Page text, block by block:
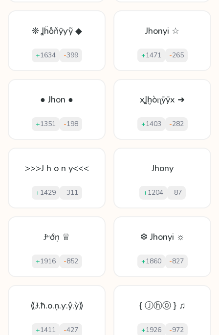
❊ Ʝḧȍňȳƴỹ ◆
+1634 -399
Jhonyi ☆
+1471 -265
● Jhon ●
+1351 -198
xꞲḫòɳȳȳx ➜
+1403 -282
>>>J h o n y<<<
+1429 -311
Jhony
+1204 -87
Ɉᵸớṇ ♕
+1916 -852
❆ Jhonyi ☼
+1860 -827
⟪Ɉ.ħ.o.ņ.ƴ.ŷ.ỳ⟫
+1411 -427
{ Ⓙⓗⓞ } ♫
+1926 -972